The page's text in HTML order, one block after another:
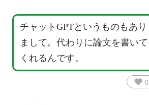
チャットGPTというものもあり
まして。代わりに論文を書いて
くれるんです。
favorite 0